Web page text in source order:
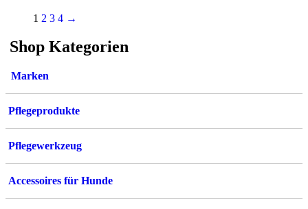
1 2 3 4 →
Shop Kategorien
Marken
Pflegeprodukte
Pflegewerkzeug
Accessoires für Hunde